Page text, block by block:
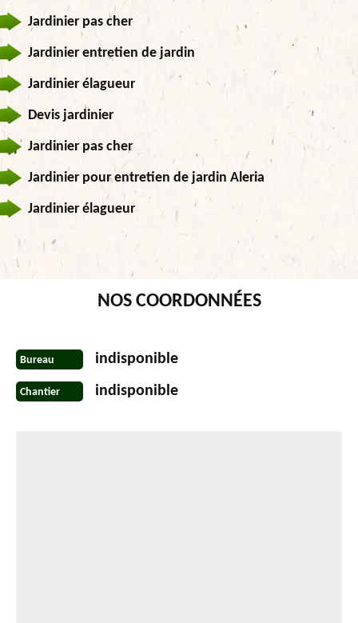
Jardinier pas cher
Jardinier entretien de jardin
Jardinier élagueur
Devis jardinier
Jardinier pas cher
Jardinier pour entretien de jardin Aleria
Jardinier élagueur
NOS COORDONNÉES
Bureau indisponible
Chantier indisponible